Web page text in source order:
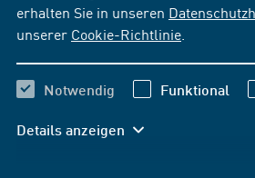
erhalten Sie in unseren
unserer Cookie-Richtlinie
Notwendig Funktional
Details anzeigen